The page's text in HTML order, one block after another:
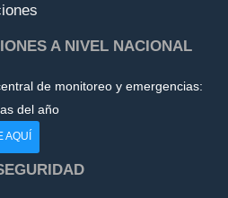
A NIVEL NACIONAL
de monitoreo y emergencias:
del año
AQUÍ